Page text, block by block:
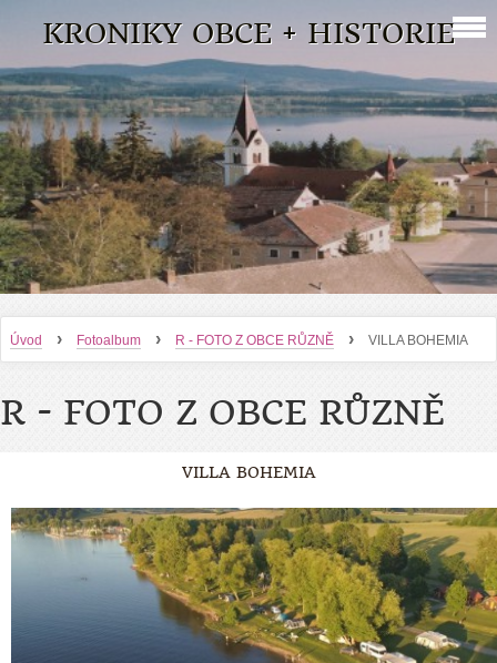
KRONIKY OBCE + HISTORIE
Úvod › Fotoalbum › R - FOTO Z OBCE RŮZNĚ › VILLA BOHEMIA
R - FOTO Z OBCE RŮZNĚ
VILLA BOHEMIA